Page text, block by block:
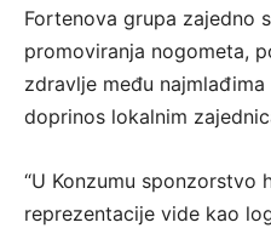
Fortenova grupa zajedno
promoviranja nogometa,
zdravlje među
doprinos lokalnim
“U Konzumu sponzorstvo
reprezentacije vide kao